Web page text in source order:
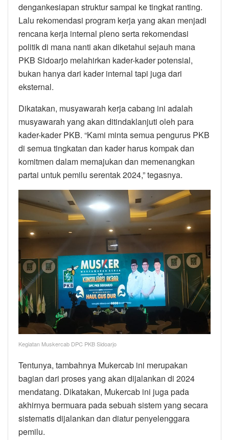
dengankesiapan struktur sampai ke tingkat ranting.
Lalu rekomendasi program kerja yang akan menjadi
rencana kerja internal pleno serta rekomendasi
politik di mana nanti akan diketahui sejauh mana
PKB Sidoarjo melahirkan kader-kader potensial,
bukan hanya dari kader internal tapi juga dari
eksternal.
Dikatakan, musyawarah kerja cabang ini adalah
musyawarah yang akan ditindaklanjuti oleh para
kader-kader PKB. “Kami minta semua pengurus PKB
di semua tingkatan dan kader harus kompak dan
komitmen dalam memajukan dan memenangkan
partai untuk pemilu serentak 2024,” tegasnya.
Kegiatan Muskercab DPC PKB Sidoarjo
Tentunya, tambahnya Mukercab ini merupakan
bagian dari proses yang akan dijalankan di 2024
mendatang. Dikatakan, Mukercab ini juga pada
akhirnya bermuara pada sebuah sistem yang secara
sistematis dijalankan dan diatur penyelenggara
pemilu.